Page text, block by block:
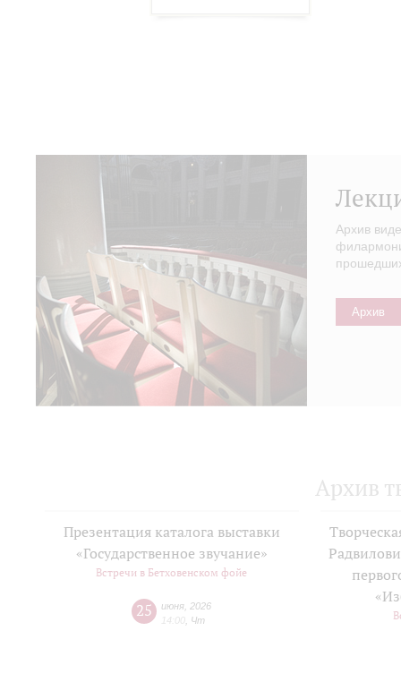
Архив
Архив
Архив
Презентация каталога выставки
«Государственное звучание»
Встречи в Бетховенском фойе
25 июня 2026
14:00 Чт